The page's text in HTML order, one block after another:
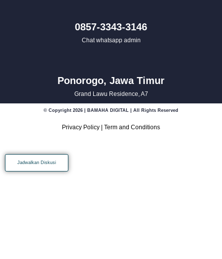
0857-3343-3146
Chat whatsapp admin
Ponorogo, Jawa Timur
Grand Lawu Residence, A7
© Copyright 2026 | BAMAHA DIGITAL | All Rights Reserved
Privacy Policy | Term and Conditions
Jadwalkan Diskusi